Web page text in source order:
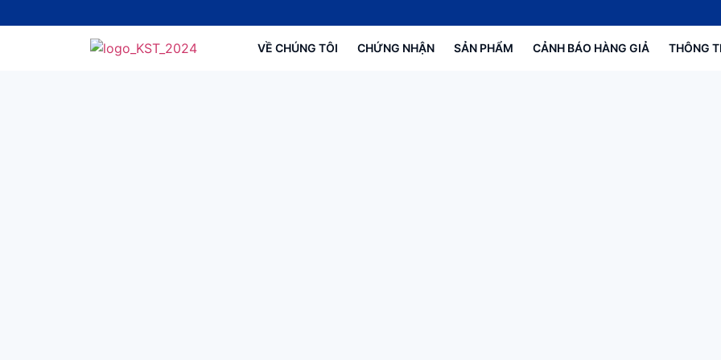
VỀ CHÚNG TÔI CHỨNG NHẬN SẢN PHẨM CẢNH BÁO HÀNG GIẢ THÔNG